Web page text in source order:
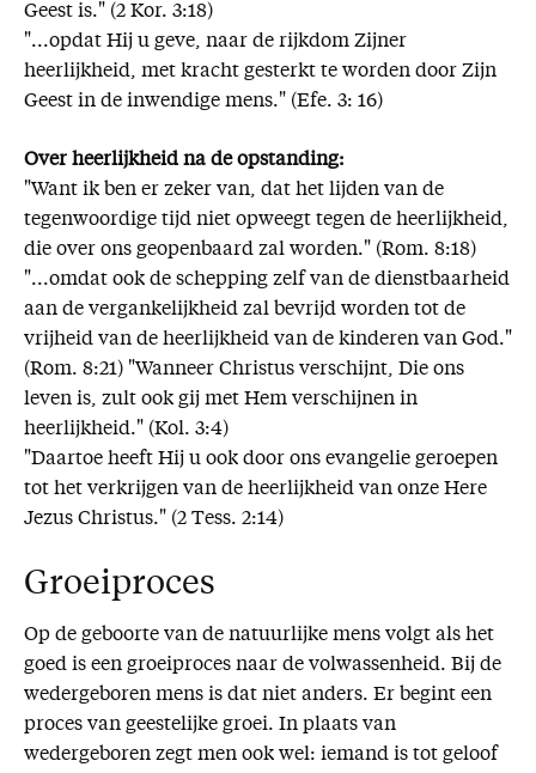
Geest is." (2 Kor. 3:18)
"...opdat Hij u geve, naar de rijkdom Zijner
heerlijkheid, met kracht gesterkt te worden door Zijn
Geest in de inwendige mens." (Efe. 3: 16)
Over heerlijkheid na de opstanding:
"Want ik ben er zeker van, dat het lijden van de
tegenwoordige tijd niet opweegt tegen de heerlijkheid,
die over ons geopenbaard zal worden." (Rom. 8:18)
"...omdat ook de schepping zelf van de dienstbaarheid
aan de vergankelijkheid zal bevrijd worden tot de
vrijheid van de heerlijkheid van de kinderen van God."
(Rom. 8:21) "Wanneer Christus verschijnt, Die ons
leven is, zult ook gij met Hem verschijnen in
heerlijkheid." (Kol. 3:4)
"Daartoe heeft Hij u ook door ons evangelie geroepen
tot het verkrijgen van de heerlijkheid van onze Here
Jezus Christus." (2 Tess. 2:14)
Groeiproces
Op de geboorte van de natuurlijke mens volgt als het
goed is een groeiproces naar de volwassenheid. Bij de
wedergeboren mens is dat niet anders. Er begint een
proces van geestelijke groei. In plaats van
wedergeboren zegt men ook wel: iemand is tot geloof